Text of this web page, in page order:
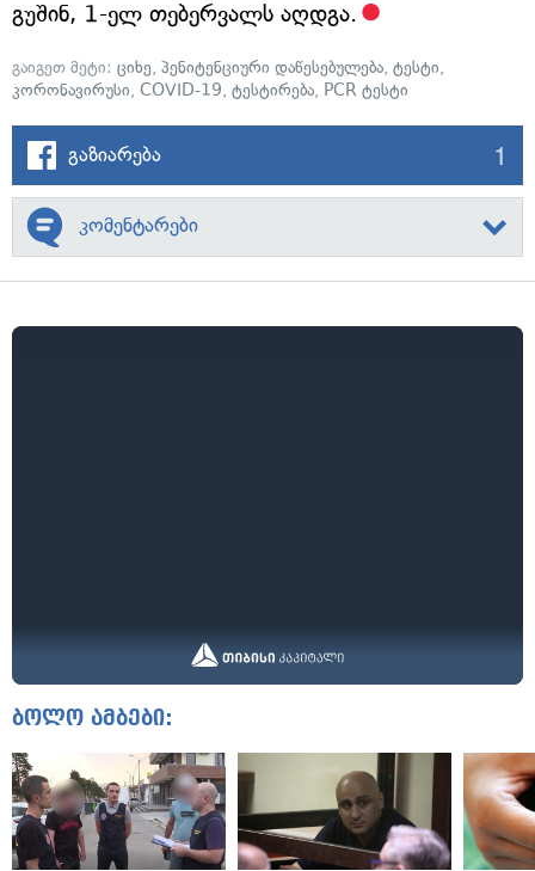
გუშინ, 1-ელ თებერვალს აღდგა.
გაიგეთ მეტი: ციხე, პენიტენციური დაწესებულება, ტესტი,
კორონავირუსი, COVID-19, ტესტირება, PCR ტესტი
გაზიარება 1
კომენტარები
ბოლო ამბები: